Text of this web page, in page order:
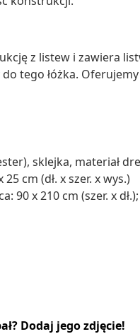
z listew i zawiera
tego łóżka.
sklejka, materiał
cm (dł. x szer. x wys.)
90 x 210 cm (szer. x
Dodaj jego zdjęcie!